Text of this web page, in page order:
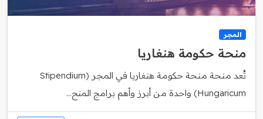
المجر
منحة حكومة هنغاريا
تُعد منحة منحة حكومة هنغاريا في المجر (Stipendium
Hungaricum) واحدة من أبرز وأهم برامج المنح...